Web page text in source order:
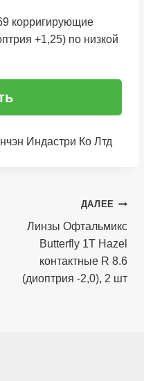
корригирующие
+1,25) по низкой
Индастри Ко Лтд
ДАЛЕЕ
Линзы Офтальмикс
Butterfly 1Т Hazel
контактные R 8.6
(диоптрия -2,0), 2 шт